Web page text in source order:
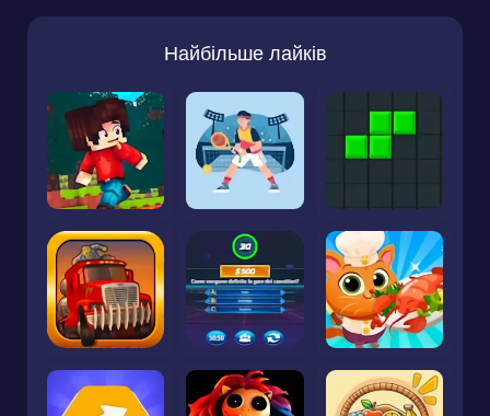
Найбільше лайків